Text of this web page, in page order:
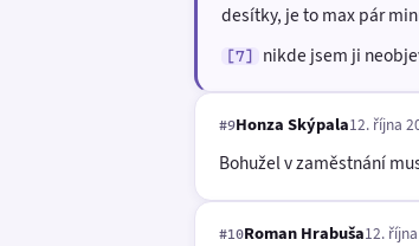
desítky, je to max pár
[7] nikde jsem ji
#9Honza Skýpala12. října
Bohužel v zaměstnání
#10Roman Hrabuša12.